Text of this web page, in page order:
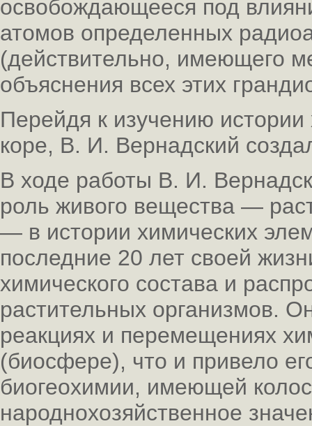
освобождающееся под
атомов определенных
(действительно, имеющего
объяснения всех этих
Перейдя к изучению
коре, В. И. Вернадский
В ходе работы В. И.
роль живого вещества —
— в истории химических
последние 20 лет своей
химического состава и
растительных организмов.
реакциях и перемещениях
(биосфере), что и привело
биогеохимии, имеющей
народнохозяйственное